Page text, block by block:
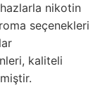
nikotin
seçenekleri
kaliteli